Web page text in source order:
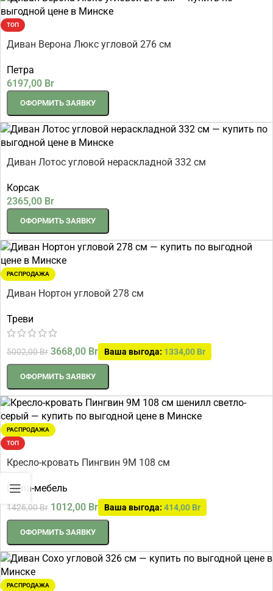
ТОП
Диван Верона Люкс угловой 276 см
Петра
6197,00 Br
ОФОРМИТЬ ЗАЯВКУ
Диван Лотос угловой нераскладной 332 см
Корсак
2365,00 Br
ОФОРМИТЬ ЗАЯВКУ
РАСПРОДАЖА
Диван Нортон угловой 278 см
Треви
5002,00Br 3668,00 Br Ваша выгода: 1334,00 Br
ОФОРМИТЬ ЗАЯВКУ
РАСПРОДАЖА
ТОП
Кресло-кровать Пингвин 9М 108 см
Lama-мебель
1426,00Br 1012,00 Br Ваша выгода: 414,00 Br
ОФОРМИТЬ ЗАЯВКУ
РАСПРОДАЖА